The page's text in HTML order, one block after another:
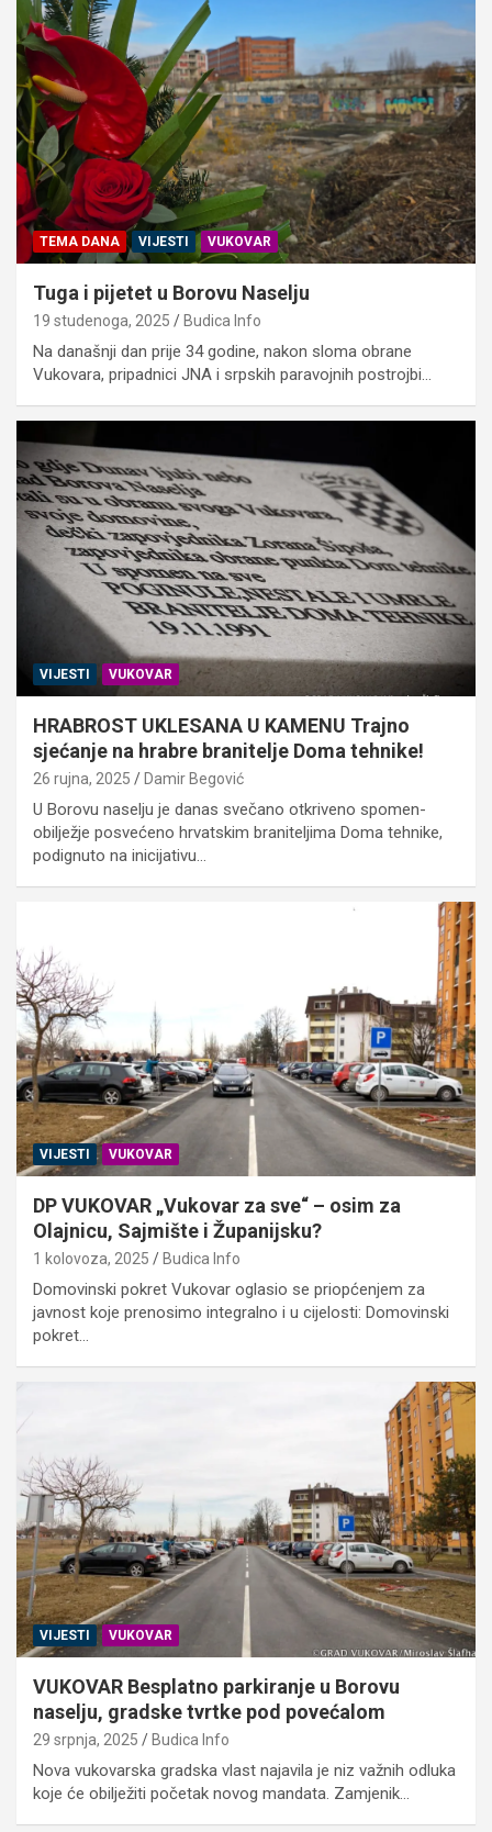
TEMA DANA VIJESTI VUKOVAR
Tuga i pijetet u Borovu Naselju
19 studenoga, 2025 Budica Info
Na današnji dan prije 34 godine, nakon sloma obrane
Vukovara, pripadnici JNA i srpskih paravojnih postrojbi…
VIJESTI VUKOVAR
HRABROST UKLESANA U KAMENU Trajno
sjećanje na hrabre branitelje Doma tehnike!
26 rujna, 2025 Damir Begović
U Borovu naselju je danas svečano otkriveno spomen-
obilježje posvećeno hrvatskim braniteljima Doma tehnike,
podignuto na inicijativu…
VIJESTI VUKOVAR
DP VUKOVAR „Vukovar za sve“ – osim za
Olajnicu, Sajmište i Županijsku?
1 kolovoza, 2025 Budica Info
Domovinski pokret Vukovar oglasio se priopćenjem za
javnost koje prenosimo integralno i u cijelosti: Domovinski
pokret…
VIJESTI VUKOVAR
VUKOVAR Besplatno parkiranje u Borovu
naselju, gradske tvrtke pod povećalom
29 srpnja, 2025 Budica Info
Nova vukovarska gradska vlast najavila je niz važnih odluka
koje će obilježiti početak novog mandata. Zamjenik…